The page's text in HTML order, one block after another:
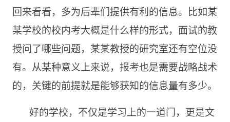
回来看看，多为后辈们提供有利的信息。比如某
某学校的校内考大概是什么样的形式，面试的教
授问了哪些问题，某某教授的研究室还有空位没
有。从某种意义上来说，报考也是需要战略战术
的，关键的前提就是能够获知的信息量有多少。
好的学校，不仅是学习上的一道门，更是文